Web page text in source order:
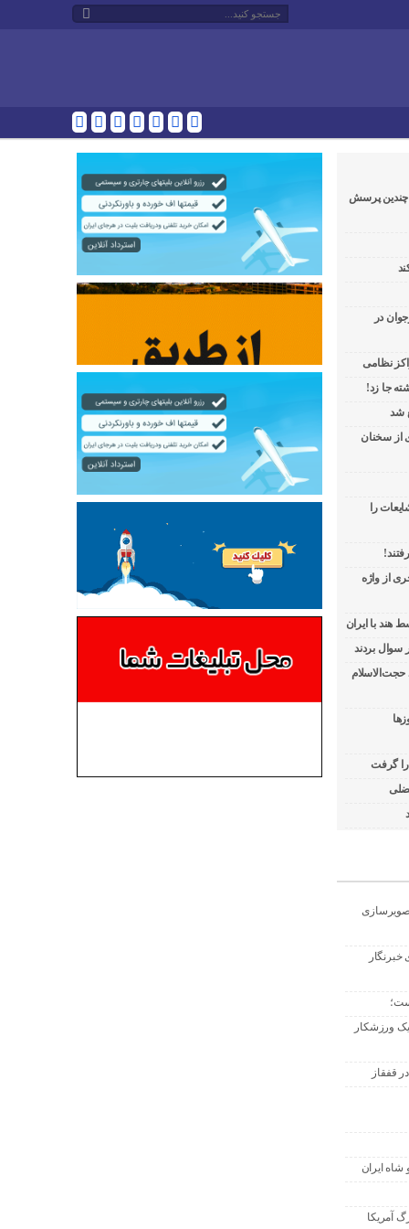
چندین پرسش
در
نظامی
جا زد!
شد
از سخنان
را
از واژه
هند با ایران
حجت‌الاسلام
را گرفت
یک ورزشکار
قفقاز
ایران
آمریکا